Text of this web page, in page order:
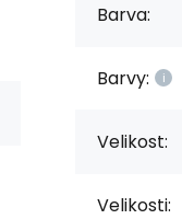
Barva:
Barvy:
Velikost:
Velikosti: